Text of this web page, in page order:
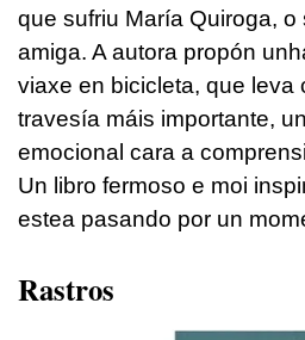
que sufriu María Quiroga,
amiga. A autora propón
viaxe en bicicleta, que leva
travesía máis importante,
emocional cara a
Un libro fermoso e moi
estea pasando por un
Rastros